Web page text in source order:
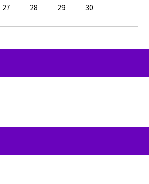
27 28 29 30